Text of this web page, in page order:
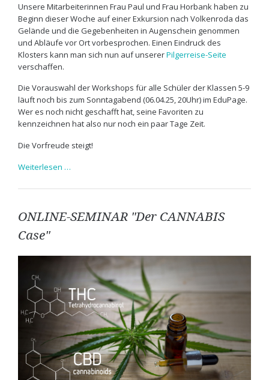
Unsere Mitarbeiterinnen Frau Paul und Frau Horbank haben zu
Beginn dieser Woche auf einer Exkursion nach Volkenroda das
Gelände und die Gegebenheiten in Augenschein genommen
und Abläufe vor Ort vorbesprochen. Einen Eindruck des
Klosters kann man sich nun auf unsererPilgerreise-Seite
verschaffen.
Die Vorauswahl der Workshops für alle Schüler der Klassen 5-9
läuft noch bis zum Sonntagabend (06.04.25, 20Uhr) im EduPage.
Wer es noch nicht geschafft hat, seine Favoriten zu
kennzeichnen hat also nur noch ein paar Tage Zeit.
Die Vorfreude steigt!
Weiterlesen …Ausblick
die
ONLINE-SEMINAR "Der CANNABIS
Case"